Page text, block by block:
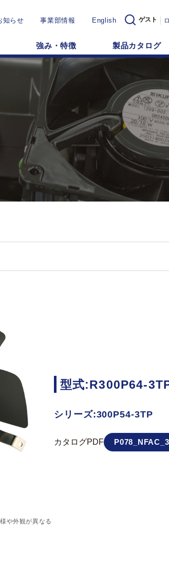
知らせ 事業部情報 English ゲスト
強み・特徴 製品カタログ
や外観が異なる
型式:R300P64-
シリーズ:300P54-3TP
カタログPDF